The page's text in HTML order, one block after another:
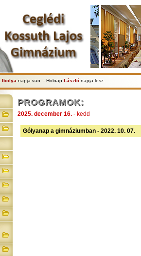
Ibolya napja van. - Holnap László napja lesz.
PROGRAMOK:
2025. december 16. - kedd
Gólyanap a gimnáziumban - 2022. 10. 07.